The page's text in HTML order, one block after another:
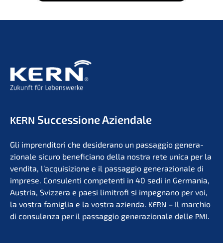
KERN Succes­sio­ne Aziendale
Gli impren­di­to­ri che deside­r­ano un passag­gio genera­
zio­na­le sicuro benefi­ci­a­no della nostra rete unica per la
vendita, l’acqui­si­zio­ne e il passag­gio genera­zio­na­le di
impre­se. Consu­len­ti compe­ten­ti in 40 sedi in Germa­nia,
Austria, Svizzera e paesi limit­ro­fi si impegna­no per voi,
la vostra famiglia e la vostra azien­da. KERN – Il marchio
di consu­len­za per il passag­gio genera­zio­na­le delle PMI.